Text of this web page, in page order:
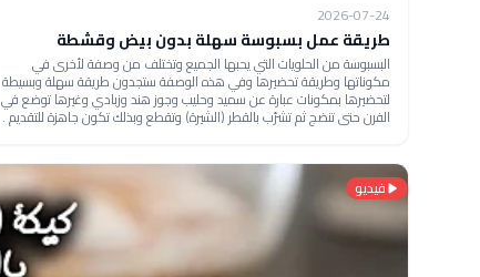
2026-07-24
طريقة عمل بسبوسة سهلة بدون بيض وقشطة
البسبوسة من الحلويات التي يحبها الجميع وتختلف من وصفة لأخرى في
مكوناتها وطريقة تحضيرها وفي هذه الوصفة ستجدون طريقة سهلة وبسيطة
لتحضيرها بمكونات عبارة عن سميد وحليب وجوز هند وزبادي وغيرها توضع في
الفرن حتى تنضج ثم تشرّب بالقطر (الشيرة) وتقطع وبذلك تكون جاهزة للتقديم .
فيديو